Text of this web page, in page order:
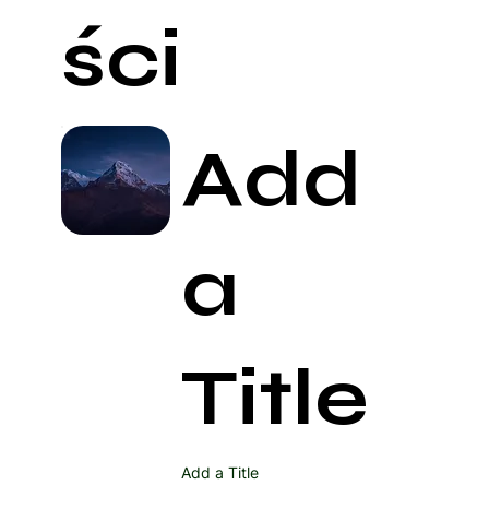
ści
Add
a
Title
Add a Title